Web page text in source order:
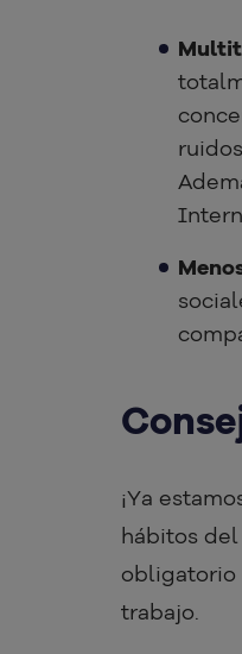
¡Ya
hábitos
obligatorio
trabajo.